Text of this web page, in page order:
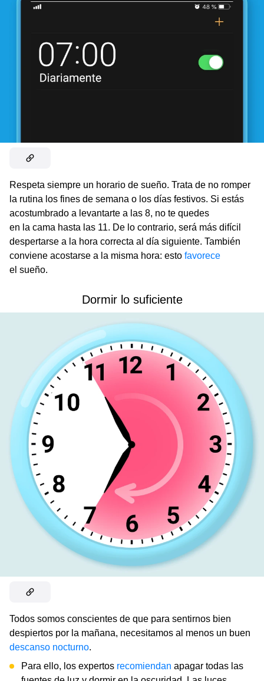
Respeta siempre un horario de sueño. Trata de no romper
la rutina los fines de semana o los días festivos. Si estás
acostumbrado a levantarte a las 8, no te quedes
en la cama hasta las 11. De lo contrario, será más difícil
despertarse a la hora correcta al día siguiente. También
conviene acostarse a la misma hora: esto favorece
el sueño.
Dormir lo suficiente
Todos somos conscientes de que para sentirnos bien
despiertos por la mañana, necesitamos al menos un buen
descanso nocturno.
Para ello, los expertos recomiendan apagar todas las